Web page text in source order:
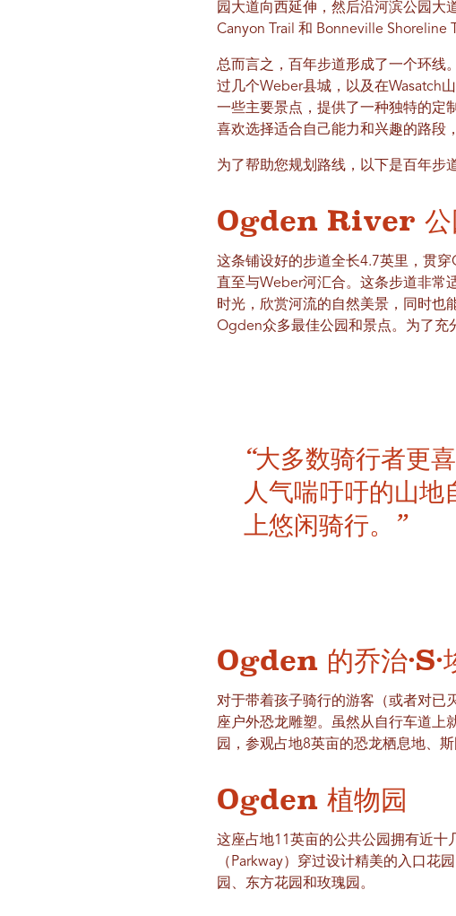
园大道向西延伸，然后沿河滨公园大
Canyon Trail 和 Bonneville Shoreline
总而言之，百年步道形成了一个环线。
过几个Weber县城，以及在Wasatch
一些主要景点，提供了一种独特的定
喜欢选择适合自己能力和兴趣的路段
为了帮助您规划路线，以下是百年步
Ogden River 公
这条铺设好的步道全长4.7英里，贯
直至与Weber河汇合。这条步道非常
时光，欣赏河流的自然美景，同时也
Ogden众多最佳公园和景点。为了充
“大多数骑行者更
人气喘吁吁的山
上悠闲骑行。”
Ogden 的乔治·S·
对于带着孩子骑行的游客（或者对已
座户外恐龙雕塑。虽然从自行车道上
园，参观占地8英亩的恐龙栖息地、
Ogden 植物园
这座占地11英亩的公共公园拥有近十
（Parkway）穿过设计精美的入口花
园、东方花园和玫瑰园。